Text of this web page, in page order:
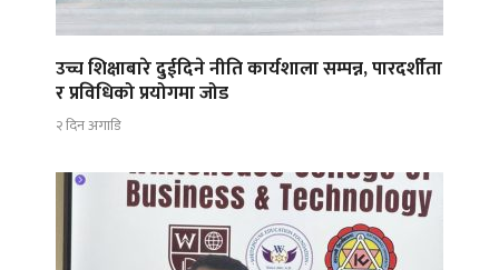
उच्च शिक्षाबारे दुईदिने नीति कार्यशाला सम्पन्न, पारदर्शीता
र प्रविधिको प्रयोगमा जोड
२ दिन अगाडि